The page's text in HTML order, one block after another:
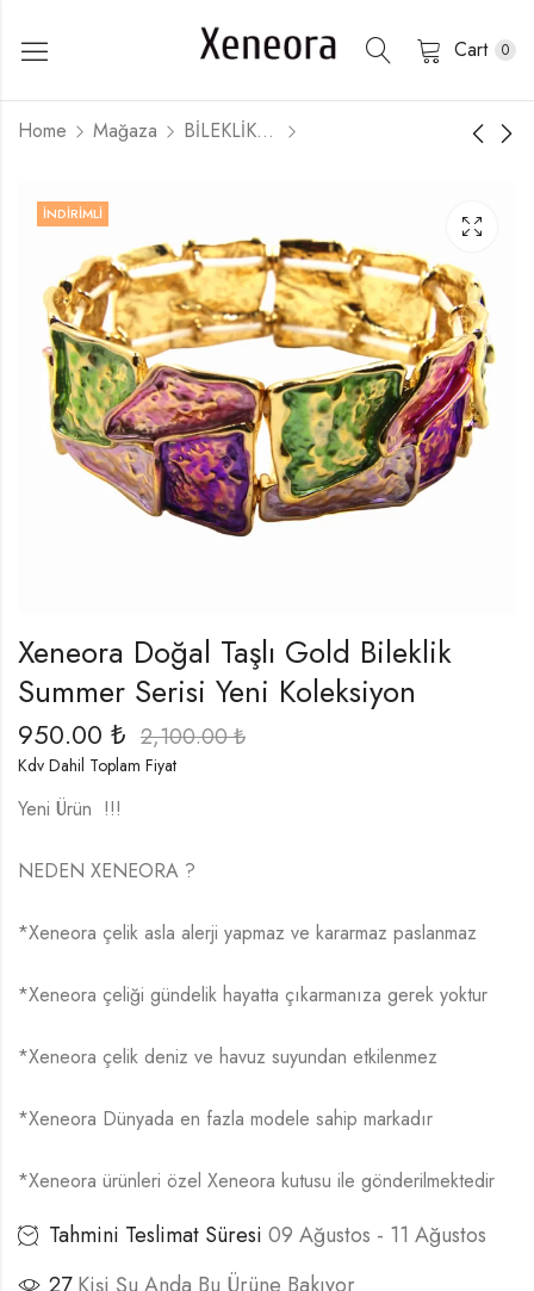
Cart 0
Home Mağaza BİLEKLİKLER
İNDIRIMLI
Xeneora Doğal Taşlı Gold Bileklik
Summer Serisi Yeni Koleksiyon
950.00 ₺ 2,100.00₺
Kdv Dahil Toplam Fiyat
Yeni Ürün !!!
NEDEN XENEORA ?
*Xeneora çelik asla alerji yapmaz ve kararmaz paslanmaz
*Xeneora çeliği gündelik hayatta çıkarmanıza gerek yoktur
*Xeneora çelik deniz ve havuz suyundan etkilenmez
*Xeneora Dünyada en fazla modele sahip markadır
*Xeneora ürünleri özel Xeneora kutusu ile gönderilmektedir
Tahmini Teslimat Süresi 09 Ağustos - 11 Ağustos